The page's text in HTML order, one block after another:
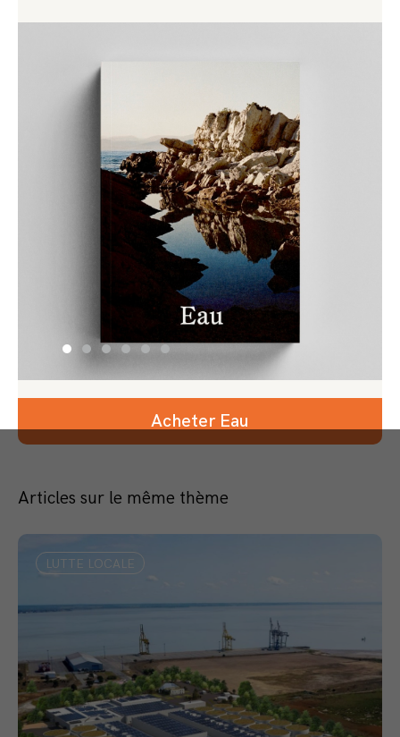
Acheter Eau
Articles sur le même thème
LUTTE LOCALE